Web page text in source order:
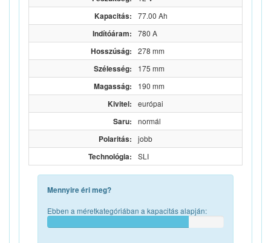
Kapacitás: 77.00 Ah
Indítóáram: 780 A
Hosszúság: 278 mm
Szélesség: 175 mm
Magasság: 190 mm
Kivitel: európai
Saru: normál
Polaritás: jobb
Technológia: SLI
Mennyire éri meg?
Ebben a méretkategóriában a kapacitás alapján: